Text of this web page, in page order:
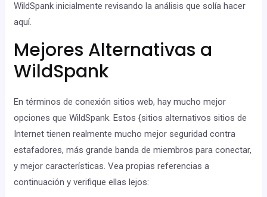
WildSpank inicialmente revisando la análisis que solía hacer
aquí.
Mejores Alternativas a
WildSpank
En términos de conexión sitios web, hay mucho mejor
opciones que WildSpank. Estos {sitios alternativos sitios de
Internet tienen realmente mucho mejor seguridad contra
estafadores, más grande banda de miembros para conectar,
y mejor características. Vea propias referencias a
continuación y verifique ellas lejos: